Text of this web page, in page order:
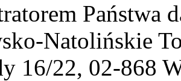
Państwa
Natolińskie
16/22, 02-868